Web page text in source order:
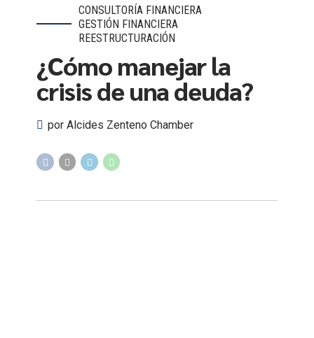
CONSULTORÍA FINANCIERA
GESTIÓN FINANCIERA
REESTRUCTURACIÓN
¿Cómo manejar la
crisis de una deuda?
por Alcides Zenteno Chamber